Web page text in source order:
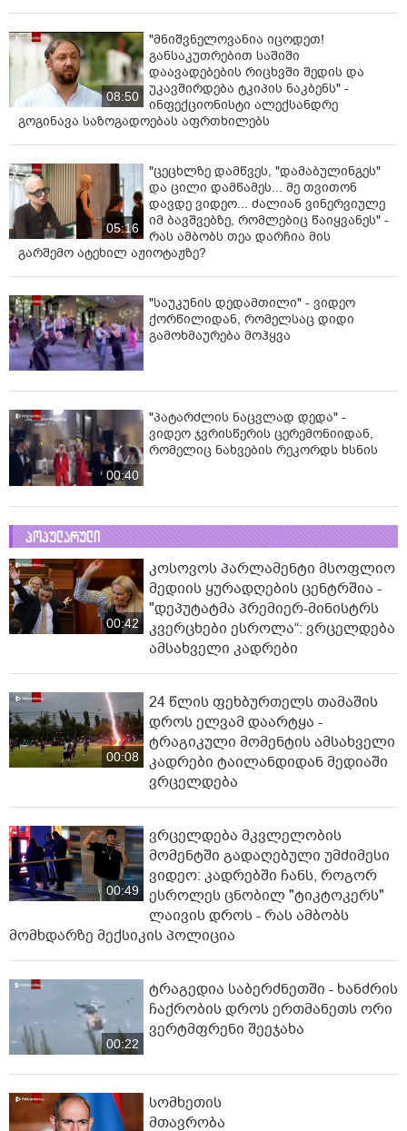
08:50
"მნიშვნელოვანია იცოდეთ!
განსაკუთრებით საშიში
დაავადებების რიცხვში შედის და
უკავშირდება ტკიპის ნაკბენს" -
ინფექციონისტი ალექსანდრე
გოგინავა საზოგადოებას აფრთხილებს
05:16
"ცეცხლზე დამწვეს, "დამაბულინგეს"
და ცილი დამწამეს... მე თვითონ
დავდე ვიდეო... ძალიან ვინერვიულე
იმ ბავშვებზე, რომლებიც წაიყვანეს" -
რას ამბობს თეა დარჩია მის
გარშემო ატეხილ აჟიოტაჟზე?
"საუკუნის დედამთილი" - ვიდეო
ქორწილიდან, რომელსაც დიდი
გამოხმაურება მოჰყვა
00:40
"პატარძლის ნაცვლად დედა" -
ვიდეო ჯვრისწერის ცერემონიიდან,
რომელიც ნახვების რეკორდს ხსნის
პოპულარული
00:42
კოსოვოს პარლამენტი მსოფლიო
მედიის ყურადღების ცენტრშია -
"დეპუტატმა პრემიერ-მინისტრს
კვერცხები ესროლა“: ვრცელდება
ამსახველი კადრები
00:08
24 წლის ფეხბურთელს თამაშის
დროს ელვამ დაარტყა -
ტრაგიკული მომენტის ამსახველი
კადრები ტაილანდიდან მედიაში
ვრცელდება
00:49
ვრცელდება მკვლელობის
მომენტში გადაღებული უმძიმესი
ვიდეო: კადრებში ჩანს, როგორ
ესროლეს ცნობილ "ტიკტოკერს"
ლაივის დროს - რას ამბობს
მომხდარზე მექსიკის პოლიცია
00:22
ტრაგედია საბერძნეთში - ხანძრის
ჩაქრობის დროს ერთმანეთს ორი
ვერტმფრენი შეეჯახა
სომხეთის
მთავრობა